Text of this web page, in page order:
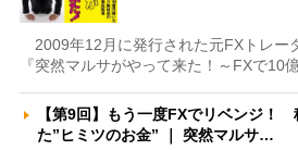
2009年12月に発行された元FXトレー
『突然マルサがやって来た！～FXで10
【第9回】もう一度FXでリベンジ！
た”ヒミツのお金” ｜ 突然マルサ…